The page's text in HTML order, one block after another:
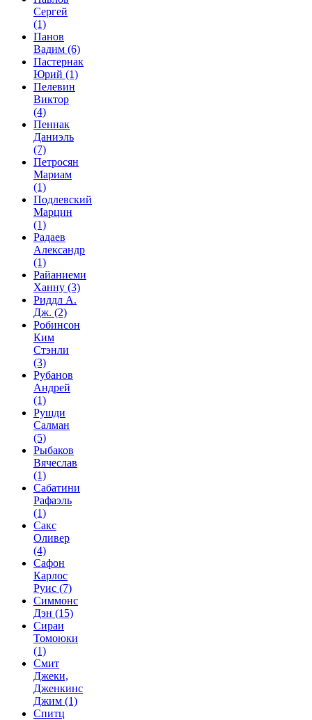
Сергей
(1)
Панов
Вадим (6)
Пастернак
Юрий (1)
Пелевин
Виктор
(4)
Пеннак
Даниэль
(7)
Петросян
Мариам
(1)
Подлевский
Марцин
(1)
Радаев
Александр
(1)
Райаниеми
Ханну (3)
Риддл А.
Дж. (2)
Робинсон
Ким
Стэнли
(3)
Рубанов
Андрей
(1)
Рушди
Салман
(5)
Рыбаков
Вячеслав
(1)
Сабатини
Рафаэль
(1)
Сакс
Оливер
(4)
Сафон
Карлос
Руис (7)
Симмонс
Дэн (15)
Сираи
Томоюки
(1)
Смит
Джеки,
Дженкинс
Джим (1)
Спитц